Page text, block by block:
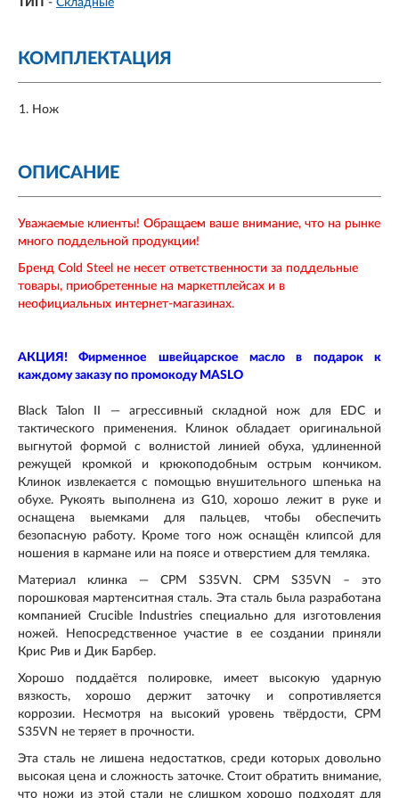
ТИП - Складные
КОМПЛЕКТАЦИЯ
Нож
ОПИСАНИЕ
Уважаемые клиенты! Обращаем ваше внимание, что на рынке
много поддельной продукции!
Бренд Cold Steel не несет ответственности за поддельные
товары, приобретенные на маркетплейсах и в
неофициальных интернет-магазинах.
АКЦИЯ! Фирменное швейцарское масло в подарок к
каждому заказу по промокоду MASLO
Black Talon II — агрессивный складной нож для EDC и
тактического применения. Клинок обладает оригинальной
выгнутой формой с волнистой линией обуха, удлиненной
режущей кромкой и крюкоподобным острым кончиком.
Клинок извлекается с помощью внушительного шпенька на
обухе. Рукоять выполнена из G10, хорошо лежит в руке и
оснащена выемками для пальцев, чтобы обеспечить
безопасную работу. Кроме того нож оснащён клипсой для
ношения в кармане или на поясе и отверстием для темляка.
Материал клинка — CPM S35VN. CPM S35VN – это
порошковая мартенситная сталь. Эта сталь была разработана
компанией Crucible Industries специально для изготовления
ножей. Непосредственное участие в ее создании приняли
Крис Рив и Дик Барбер.
Хорошо поддаётся полировке, имеет высокую ударную
вязкость, хорошо держит заточку и сопротивляется
коррозии. Несмотря на высокий уровень твёрдости, CPM
S35VN не теряет в прочности.
Эта сталь не лишена недостатков, среди которых довольно
высокая цена и сложность заточке. Стоит обратить внимание,
что ножи из этой стали не слишком хорошо подходят для